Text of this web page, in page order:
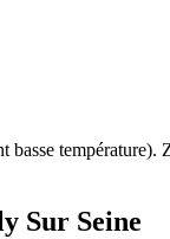
basse température).
Sur Seine